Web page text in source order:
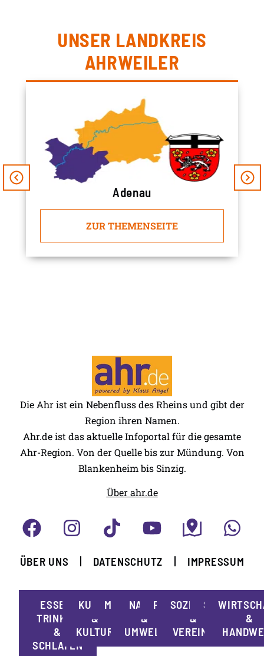
UNSER LANDKREIS
AHRWEILER
Adenau
ZUR THEMENSEITE
Die Ahr ist ein Nebenfluss des Rheins und gibt der
Region ihren Namen.
Ahr.de ist das aktuelle Infoportal für die gesamte
Ahr-Region. Von der Quelle bis zur Mündung. Von
Blankenheim bis Sinzig.
Über ahr.de
ÜBER UNS DATENSCHUTZ IMPRESSUM
ESSEN,
TRINKEN
&
SCHLAFEN
KUNST
&
KULTUR
MOBILITÄT
NATUR
&
UMWELT
POLITIK
SOZIALES
&
VEREINE
SPORT
&